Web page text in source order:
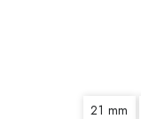
21 mm